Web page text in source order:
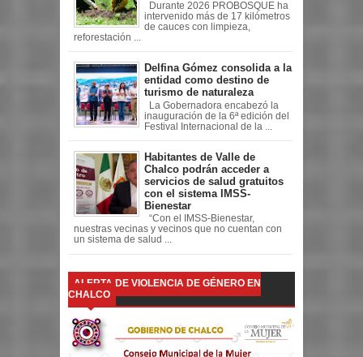
Durante 2026 PROBOSQUE ha
intervenido más de 17 kilómetros
de cauces con limpieza,
reforestación ...
Delfina Gómez consolida a la
entidad como destino de
turismo de naturaleza
La Gobernadora encabezó la
inauguración de la 6ª edición del
Festival Internacional de la ...
Habitantes de Valle de
Chalco podrán acceder a
servicios de salud gratuitos
con el sistema IMSS-
Bienestar
“Con el IMSS-Bienestar,
nuestras vecinas y vecinos que no cuentan con
un sistema de salud ...
ALERTA DE VIOLENCIA DE GÉNERO EN
CHALCO